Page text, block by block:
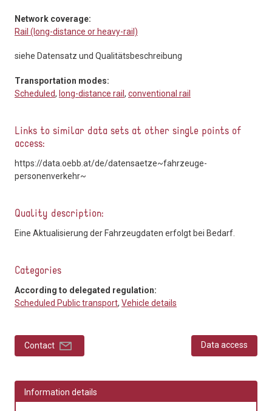
Network coverage:
Rail (long-distance or heavy-rail)
siehe Datensatz und Qualitätsbeschreibung
Transportation modes:
Scheduled, long-distance rail , conventional rail
Links to similar data sets at other single points of
access:
https://data.oebb.at/de/datensaetze~fahrzeuge-
personenverkehr~
Quality description:
Eine Aktualisierung der Fahrzeugdaten erfolgt bei Bedarf.
Categories
According to delegated regulation:
Scheduled Public transport, Vehicle details
Contact Data access
Information details